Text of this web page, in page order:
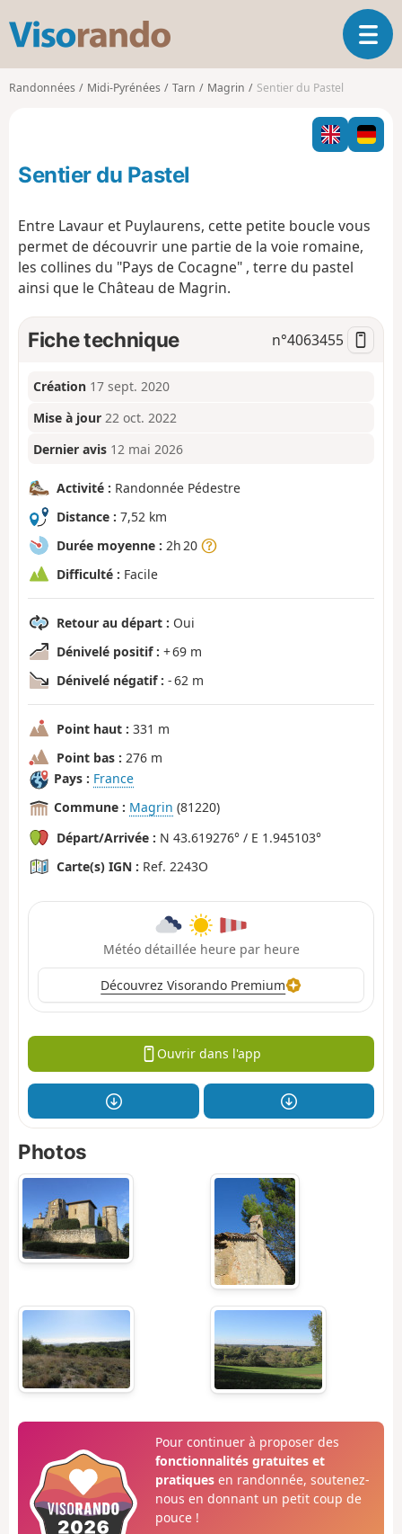
s
o
o
O
u
i
r
l
v
i
o
Randonnées Midi-Pyrénées Tarn Magrin Sentier du Pastel
Sentier du Pastel
Entre Lavaur et Puylaurens, cette petite boucle vous
permet de découvrir une partie de la voie romaine,
les collines du "Pays de Cocagne" , terre du pastel
ainsi que le Château de Magrin.
Fiche technique n°4063455
Création 17 sept. 2020
Mise à jour 22 oct. 2022
Dernier avis 12 mai 2026
Activité : Randonnée Pédestre
Distance : 7,52 km
Durée moyenne : 2h 20
Difficulté : Facile
Retour au départ : Oui
Dénivelé positif : + 69 m
Dénivelé négatif : - 62 m
Point haut : 331 m
Point bas : 276 m
Pays : France
Commune : Magrin (81220)
Départ/Arrivée : N 43.619276° / E 1.945103°
Carte(s) IGN : Ref. 2243O
Météo détaillée heure par heure
Découvrez Visorando Premium
Ouvrir dans l'app
Photos
Pour continuer à proposer des
fonctionnalités gratuites et
pratiquesen randonnée, soutenez-
nous en donnant un petit coup de
pouce !